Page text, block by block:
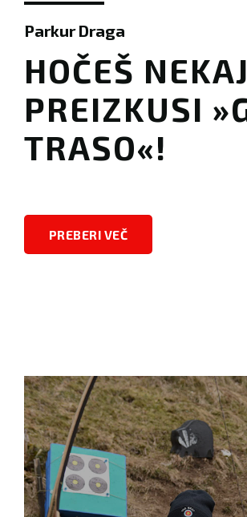
Parkur Draga
​​HOČEŠ
PREIZKUSI
TRASO«!
PREBERI VEČ